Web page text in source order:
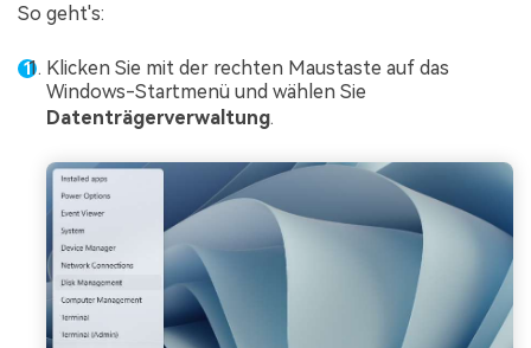
So geht's:
Klicken Sie mit der rechten Maustaste auf das
Windows-Startmenü und wählen Sie
Datenträgerverwaltung.